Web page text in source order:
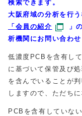
検索できます。
大阪府域の分析を行
「会員の紹介
」
析機関にお問い合わせ
低濃度PCBを含有し
に基づいて保管及び
を含んでいることが
しますので、ただち
PCBを含有していな